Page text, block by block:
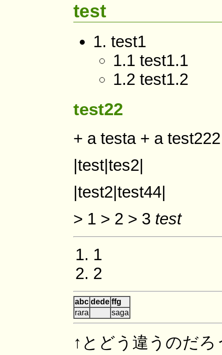
test
1. test1
1.1 test1.1
1.2 test1.2
test22
+ a testa + a test222
|test|tes2|
|test2|test44|
> 1 > 2 > 3 test
1
2
abc dede ffg
rara
saga
↑とどう違うのだろ